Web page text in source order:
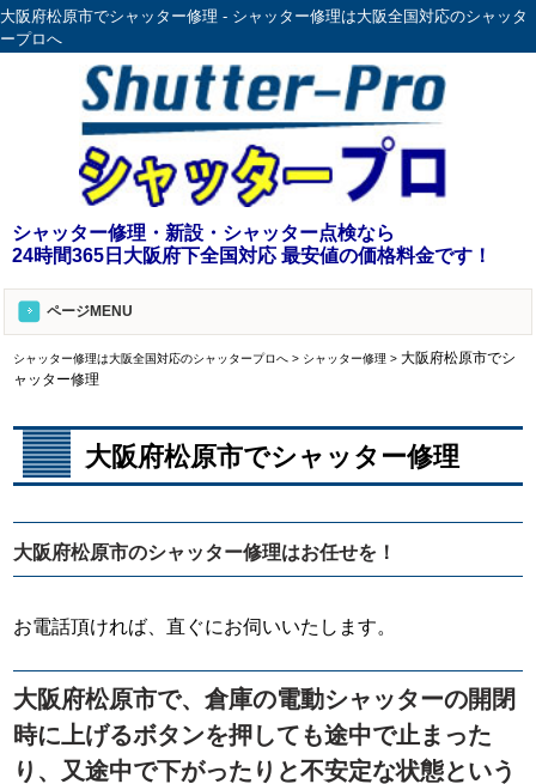
大阪府松原市でシャッター修理 - シャッター修理は大阪全国対応のシャッタ
ープロへ
シャッター修理・新設・シャッター点検なら
24時間365日大阪府下全国対応 最安値の価格料金です！
ページMENU
シャッター修理は大阪全国対応のシャッタープロへ > シャッター修理 >大阪府松原市でシ
ャッター修理
大阪府松原市でシャッター修理
大阪府松原市のシャッター修理はお任せを！
お電話頂ければ、直ぐにお伺いいたします。
大阪府松原市で、倉庫の電動シャッターの開閉
時に上げるボタンを押しても途中で止まった
り、又途中で下がったりと不安定な状態という